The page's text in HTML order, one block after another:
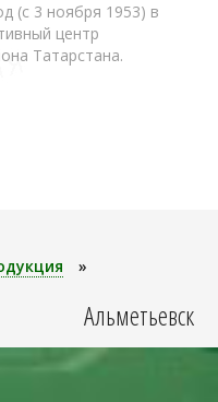
(с 3 ноября 1953) в
центр
Татарстана.
»
Альметьевск